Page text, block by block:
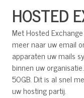
HOSTED
Met Hosted
meer naar uw email
apparaten uw mails
binnen uw
50GB. Dit is al snel
uw hosting partij.